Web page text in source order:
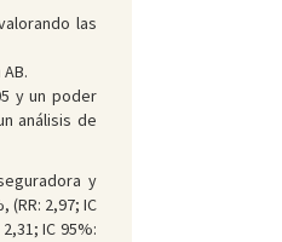
las
y un poder
análisis de
y
2,97; IC
IC 95%: